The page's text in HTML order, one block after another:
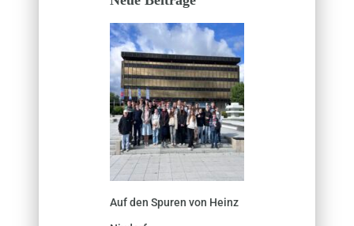
Auf den Spuren von Heinz